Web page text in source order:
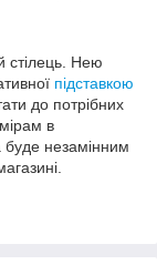
стілець. Нею
підставкою
до потрібних
в
буде незамінним